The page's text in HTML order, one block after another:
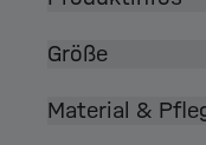
Größe
Material &